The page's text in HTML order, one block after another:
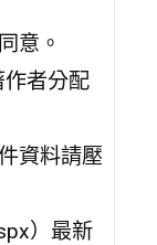
意。
者分配
資料請壓
）最新